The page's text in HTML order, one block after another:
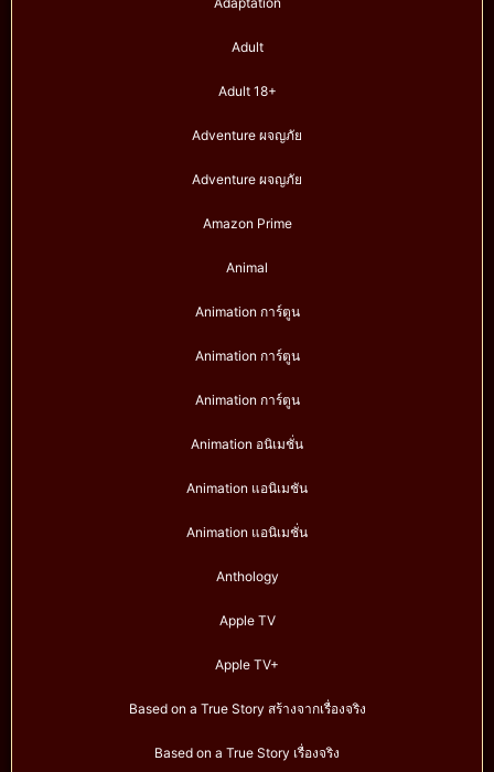
Adult
Adult 18+
Adventure ผจญภัย
Adventure ผจญภัย
Amazon Prime
Animal
Animation การ์ตูน
Animation การ์ตูน
Animation การ์ตูน
Animation อนิเมชั่น
Animation แอนิเมชัน
Animation แอนิเมชั่น
Anthology
Apple TV
Apple TV+
Based on a True Story สร้างจากเรื่องจริง
Based on a True Story เรื่องจริง